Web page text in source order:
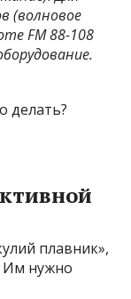
(волновое
FM 88-108
плавник»,
Им нужно